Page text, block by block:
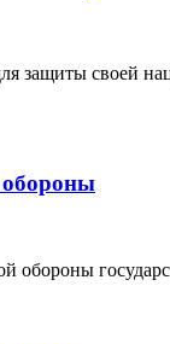
своей
обороны
обороны